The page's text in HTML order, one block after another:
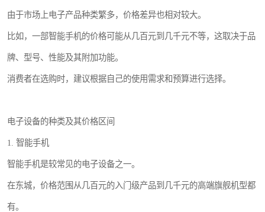
由于市场上电子产品种类繁多，价格差异也相对较大。
比如，一部智能手机的价格可能从几百元到几千元不等，这取决于品
牌、型号、性能及其附加功能。
消费者在选购时，建议根据自己的使用需求和预算进行选择。
电子设备的种类及其价格区间
1. 智能手机
智能手机是较常见的电子设备之一。
在东城，价格范围从几百元的入门级产品到几千元的高端旗舰机型都
有。